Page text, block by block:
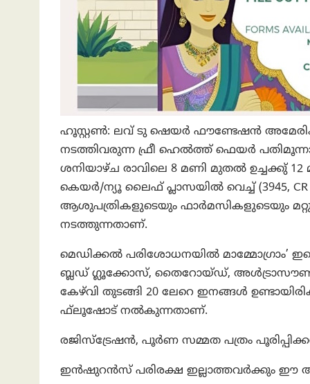
ഹൂസ്റ്റണ്‍: ലവ് ടു ഷെയര്‍ ഫൗണ്ടേഷന്‍
നടത്തിവരുന്ന ഫ്രീ ഹെല്‍ത്ത് ഫെയര്‍
ശനിയാഴ്ച രാവിലെ 8 മണി മുതല്‍ ഉച്ചക്കു്
കെയര്‍/ന്യൂ ലൈഫ് പ്ലാസയില്‍ വെച്ച് (3945,
ആശുപത്രികളുടെയും ഫാര്‍മസികളുടെയും
നടത്തുന്നതാണ്.
മെഡിക്കല്‍ പരിശോധനയില്‍ മാമ്മോഗ്രാം’
ബ്ലഡ് ഗ്ലൂക്കോസ്, തൈറോയ്ഡ്, അള്‍ട്രാസൗണ്ട്,
കേഴ്‌വി തുടങ്ങി 20 ലേറെ ഇനങ്ങള്‍
ഫ്‌ലൂഷോട് നല്‍കുന്നതാണ്.
രജിസ്‌ട്രേഷന്‍, പൂര്‍ണ സമ്മത പത്രം
ഇന്‍ഷുറന്‍സ് പരിരക്ഷ ഇല്ലാത്തവര്‍ക്കും ഈ